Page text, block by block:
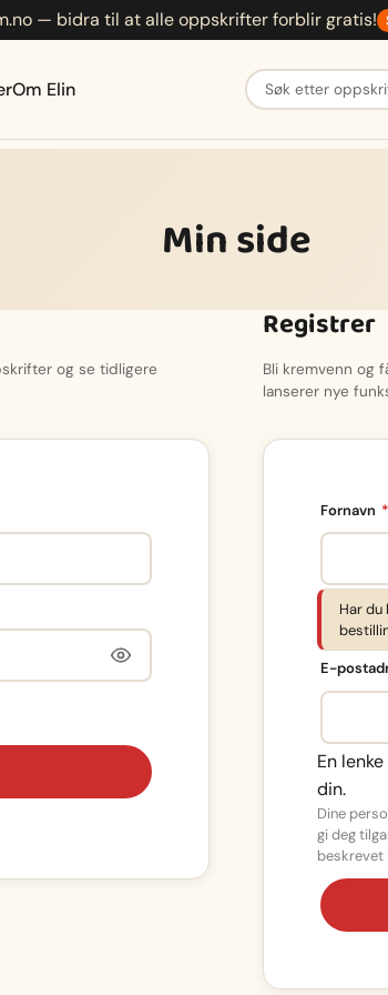
— bidra til at alle oppskrifter forblir gratis!
Om Elin Søk etter
Min side
og se tidligere
Registrer
Bli kremvenn og
lanserer nye
Fornavn *
Har
E-
En
din.
Dine
gi deg
beskrevet